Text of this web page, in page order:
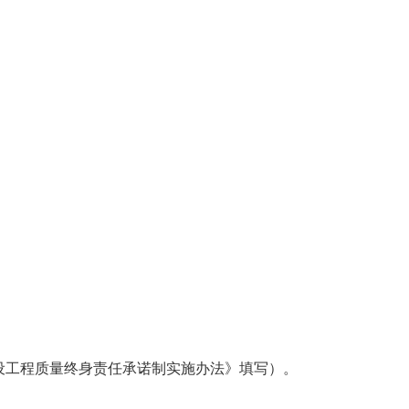
程质量终身责任承诺制实施办法》填写）。